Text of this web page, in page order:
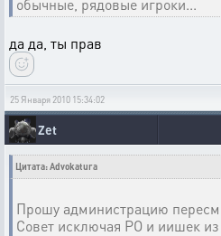
обычные, рядовые игроки...
да да, ты прав
25 Января 2010 15:34:02
Zet
Цитата: Advokatura
Прошу администрацию
Совет исключая РО и иишек